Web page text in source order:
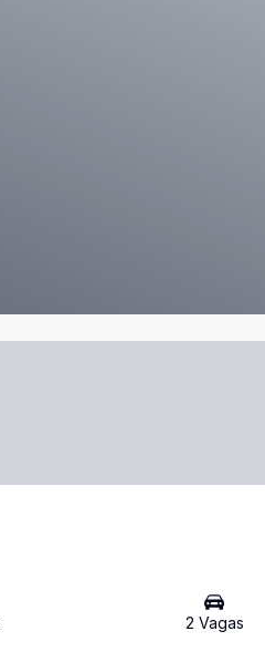
2 Vagas